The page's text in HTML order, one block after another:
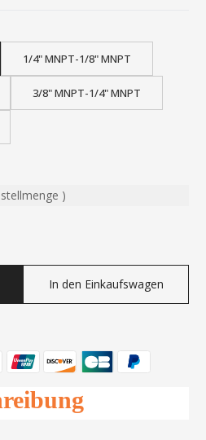
1/4" MNPT-1/8" MNPT
3/8" MNPT-1/4" MNPT
)
In den Einkaufswagen